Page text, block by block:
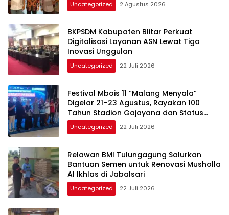
Uncategorized 2 Agustus 2026
BKPSDM Kabupaten Blitar Perkuat
Digitalisasi Layanan ASN Lewat Tiga
Inovasi Unggulan
Uncategorized 22 Juli 2026
Festival Mbois 11 “Malang Menyala”
Digelar 21–23 Agustus, Rayakan 100
Tahun Stadion Gajayana dan Status
UNESCO
Uncategorized 22 Juli 2026
Relawan BMI Tulungagung Salurkan
Bantuan Semen untuk Renovasi Musholla
Al Ikhlas di Jabalsari
Uncategorized 22 Juli 2026